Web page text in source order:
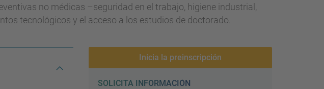
no médicas –seguridad en el trabajo, higiene industrial,
tecnológicos y el acceso a los estudios de doctorado.
Inicia la preinscripción
SOLICITA INFORMACIÓN